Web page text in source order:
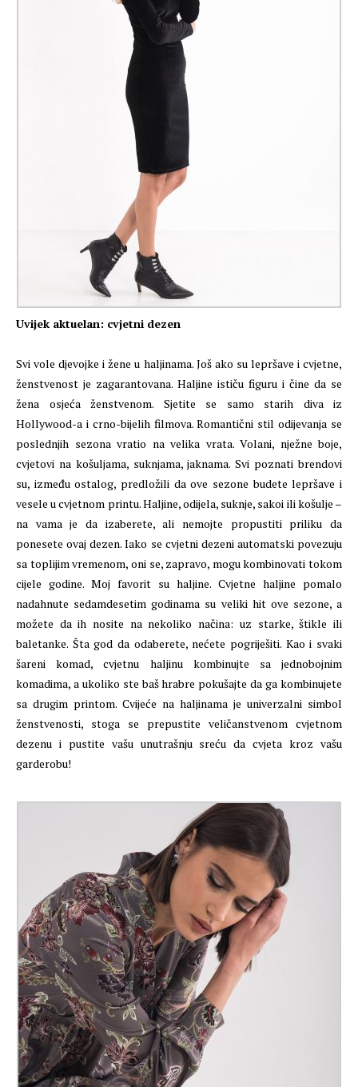
Uvijek aktuelan: cvjetni dezen
Svi vole djevojke i žene u haljinama. Još ako su lepršave i cvjetne,
ženstvenost je zagarantovana. Haljine ističu figuru i čine da se
žena osjeća ženstvenom. Sjetite se samo starih diva iz
Hollywood-a i crno-bijelih filmova. Romantični stil odijevanja se
poslednjih sezona vratio na velika vrata. Volani, nježne boje,
cvjetovi na košuljama, suknjama, jaknama. Svi poznati brendovi
su, između ostalog, predložili da ove sezone budete lepršave i
vesele u cvjetnom printu. Haljine, odijela, suknje, sakoi ili košulje –
na vama je da izaberete, ali nemojte propustiti priliku da
ponesete ovaj dezen. Iako se cvjetni dezeni automatski povezuju
sa toplijim vremenom, oni se, zapravo, mogu kombinovati tokom
cijele godine. Moj favorit su haljine. Cvjetne haljine pomalo
nadahnute sedamdesetim godinama su veliki hit ove sezone, a
možete da ih nosite na nekoliko načina: uz starke, štikle ili
baletanke. Šta god da odaberete, nećete pogriješiti. Kao i svaki
šareni komad, cvjetnu haljinu kombinujte sa jednobojnim
komadima, a ukoliko ste baš hrabre pokušajte da ga kombinujete
sa drugim printom. Cvijeće na haljinama je univerzalni simbol
ženstvenosti, stoga se prepustite veličanstvenom cvjetnom
dezenu i pustite vašu unutrašnju sreću da cvjeta kroz vašu
garderobu!